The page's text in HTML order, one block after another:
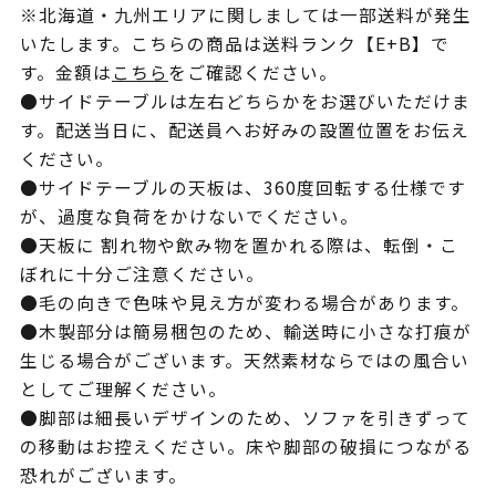
※北海道・九州エリアに関しましては一部送料が発生
いたします。こちらの商品は送料ランク【E+B】で
す。金額はこちらをご確認ください。
●サイドテーブルは左右どちらかをお選びいただけま
す。配送当日に、配送員へお好みの設置位置をお伝え
ください。
●サイドテーブルの天板は、360度回転する仕様です
が、過度な負荷をかけないでください。
●天板に 割れ物や飲み物を置かれる際は、転倒・こ
ぼれに十分ご注意ください。
●毛の向きで色味や見え方が変わる場合があります。
●木製部分は簡易梱包のため、輸送時に小さな打痕が
生じる場合がございます。天然素材ならではの風合い
としてご理解ください。
●脚部は細長いデザインのため、ソファを引きずって
の移動はお控えください。床や脚部の破損につながる
恐れがございます。